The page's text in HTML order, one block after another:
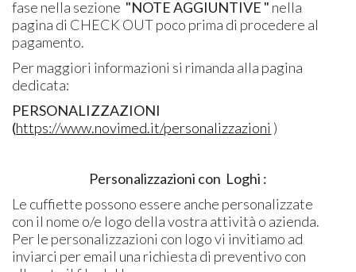
fase nella sezione "NOTE AGGIUNTIVE " nella
pagina di CHECK OUT poco prima di procedere al
pagamento.
Per maggiori informazioni si rimanda alla pagina
dedicata:
PERSONALIZZAZIONI
(https://www.novimed.it/personalizzazioni )
Personalizzazioni con Loghi :
Le cuffiette possono essere anche personalizzate
con il nome o/e logo della vostra attività o azienda.
Per le personalizzazioni con logo vi invitiamo ad
inviarci per email una richiesta di preventivo con